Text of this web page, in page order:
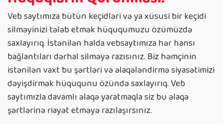
Veb saytımıza bütün keçidləri və ya xüsusi bir keçidi
silməyinizi tələb etmək hüququmuzu özümüzdə
saxlayırıq. İstənilən halda vebsaytımıza hər hansı
bağlantıları dərhal silməyə razısınız. Biz həmçinin
istənilən vaxt bu şərtləri və əlaqələndirmə siyasətimizi
dəyişdirmək hüququnu özündə saxlayırıq. Veb
saytımızla davamlı əlaqə yaratmaqla siz bu əlaqə
şərtlərinə riayət etməyə razılaşırsınız.